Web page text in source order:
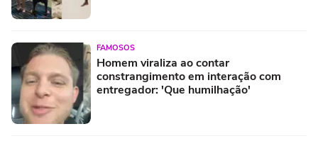
FAMOSOS
Homem viraliza ao contar
constrangimento em interação com
entregador: 'Que humilhação'